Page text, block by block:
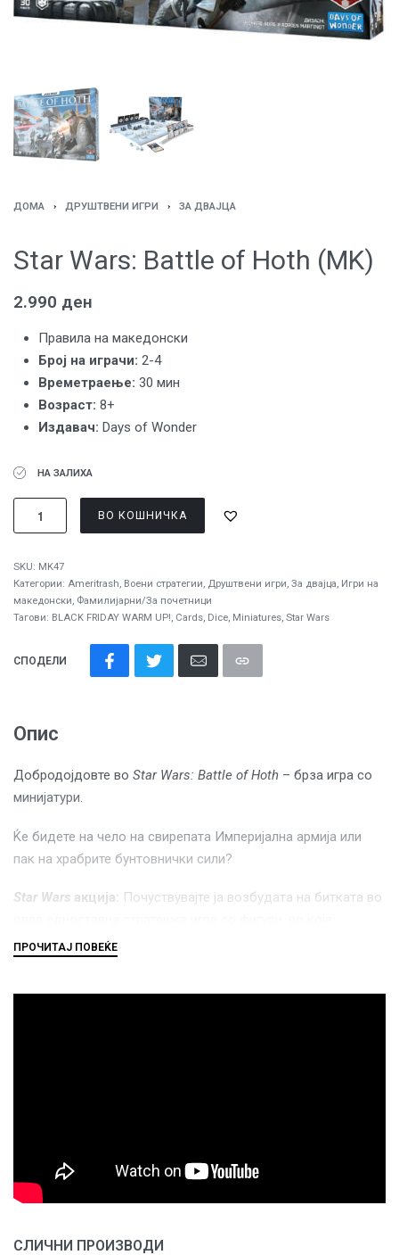
ДОМА › ДРУШТВЕНИ ИГРИ › ЗА ДВАЈЦА
Star Wars: Battle of Hoth (MK)
2.990 ден
Правила на македонски
Број на играчи: 2-4
Времетраење: 30 мин
Вoзраст: 8+
Издавач: Days of Wonder
НА ЗАЛИХА
ВО КОШНИЧКА
SKU: MK47
Категории: Ameritrash, Воени стратегии, Друштвени игри, За двајца, Игри на
македонски, Фамилијарни/За почетници
Тагови: BLACK FRIDAY WARM UP!, Cards, Dice, Miniatures, Star Wars
СПОДЕЛИ
Опис
Добродојдовте во Star Wars: Battle of Hoth – брза игра со
минијатури.
Ќе бидете на чело на свирепата Империјална армија или
пак на храбрите бунтовнички сили?
Star Wars акција: Почуствувајте ја возбудата на битката во
командувате, или со Империјалната армија, или со
оживувајќи ја епската борба на вашата маса за играње.
воени игри:Совршено за фановите на Star Wars и за оние
СЛИЧНИ ПРОИЗВОДИ